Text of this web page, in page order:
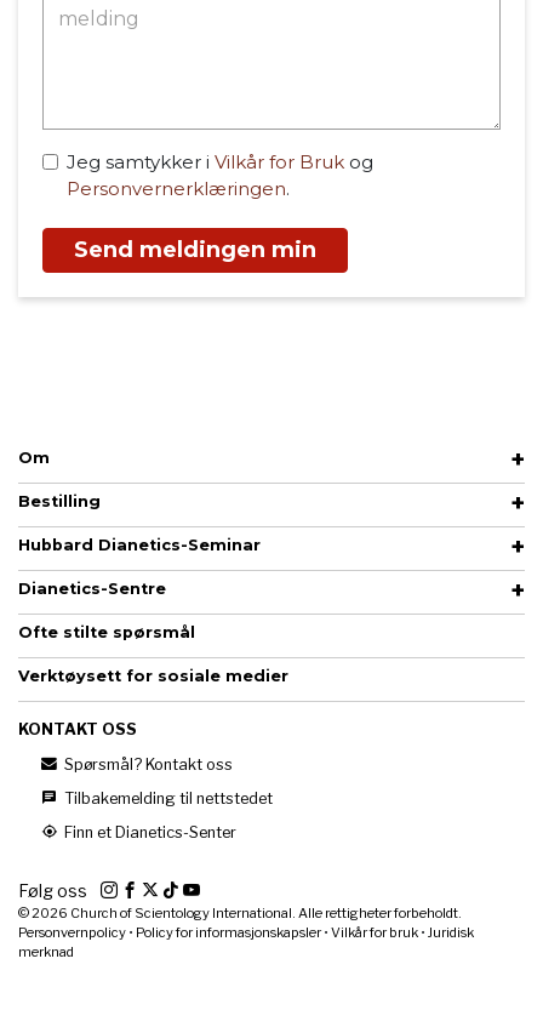
Jeg samtykker i Vilkår for Bruk og
Personvernerklæringen.
Send meldingen min
Om
Bestilling
Hubbard Dianetics-Seminar
Dianetics-Sentre
Ofte stilte spørsmål
Verktøysett for sosiale medier
KONTAKT OSS
Spørsmål? Kontakt oss
Tilbakemelding til nettstedet
Finn et Dianetics-Senter
Følg oss
© 2026 Church of Scientology International. Alle rettigheter forbeholdt.
Personvernpolicy • Policy for informasjonskapsler• Vilkår for bruk • Juridisk
merknad